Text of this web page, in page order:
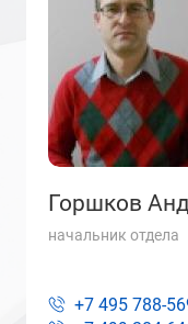
Горшков
начальник отдела
+7 495 788-